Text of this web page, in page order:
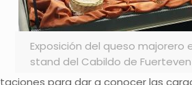
Exposición del queso majorero
stand del Cabildo de
para dar a conocer las